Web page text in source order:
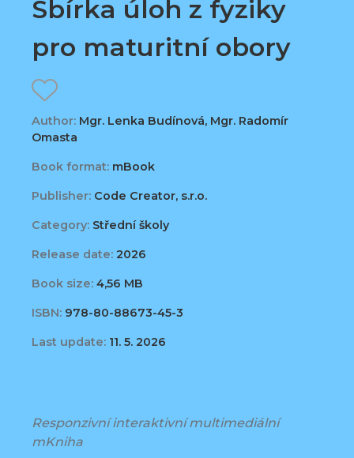
Sbírka úloh z fyziky
pro maturitní obory
Author: Mgr. Lenka Budínová, Mgr. Radomír
Omasta
Book format: mBook
Publisher: Code Creator, s.r.o.
Category: Střední školy
Release date: 2026
Book size: 4,56 MB
ISBN: 978-80-88673-45-3
Last update: 11. 5. 2026
Responzivní interaktivní multimediální
mKniha